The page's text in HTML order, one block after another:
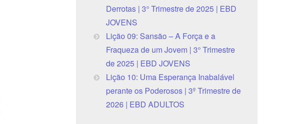
Derrotas | 3° Trimestre de 2025 | EBD
JOVENS
Lição 09: Sansão – A Força e a
Fraqueza de um Jovem | 3° Trimestre
de 2025 | EBD JOVENS
Lição 10: Uma Esperança Inabalável
perante os Poderosos | 3º Trimestre de
2026 | EBD ADULTOS